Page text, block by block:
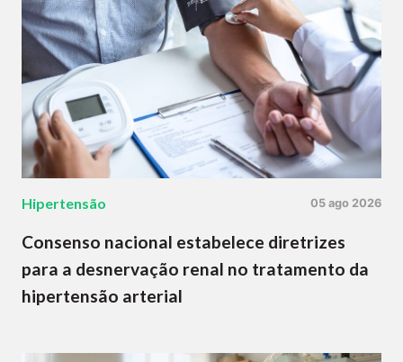
Hipertensão 05 ago 2026
Consenso nacional estabelece diretrizes
para a desnervação renal no tratamento da
hipertensão arterial